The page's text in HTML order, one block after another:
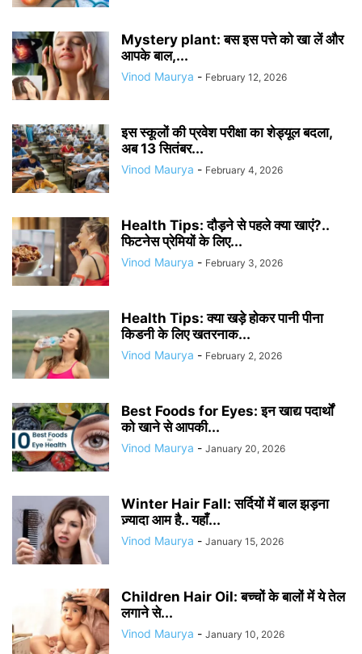
Mystery plant: बस इस पत्ते को खा लें और
आपके बाल,...
Vinod Maurya - February 12, 2026
इस स्कूलों की प्रवेश परीक्षा का शेड्यूल बदला,
अब 13 सितंबर...
Vinod Maurya - February 4, 2026
Health Tips: दौड़ने से पहले क्या खाएं?..
फिटनेस प्रेमियों के लिए...
Vinod Maurya - February 3, 2026
Health Tips: क्या खड़े होकर पानी पीना
किडनी के लिए खतरनाक...
Vinod Maurya - February 2, 2026
Best Foods for Eyes: इन खाद्य पदार्थों
को खाने से आपकी...
Vinod Maurya - January 20, 2026
Winter Hair Fall: सर्दियों में बाल झड़ना
ज़्यादा आम है.. यहाँ...
Vinod Maurya - January 15, 2026
Children Hair Oil: बच्चों के बालों में ये तेल
लगाने से...
Vinod Maurya - January 10, 2026